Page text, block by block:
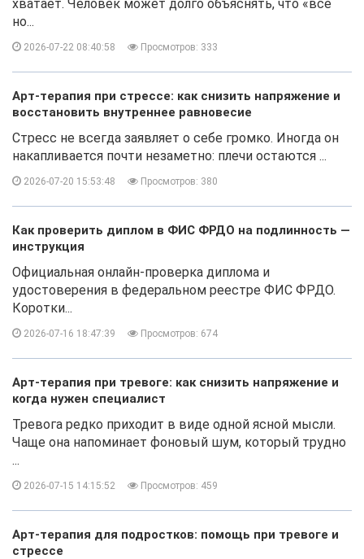
хватает. Человек может долго объяснять, что «всё
но...
2026-07-22 08:40:58 Просмотров: 333
Арт-терапия при стрессе: как снизить напряжение и
восстановить внутреннее равновесие
Стресс не всегда заявляет о себе громко. Иногда он
накапливается почти незаметно: плечи остаются ...
2026-07-20 15:53:48 Просмотров: 380
Как проверить диплом в ФИС ФРДО на подлинность —
инструкция
Официальная онлайн-проверка диплома и
удостоверения в федеральном реестре ФИС ФРДО.
Коротки...
2026-07-16 18:47:39 Просмотров: 674
Арт-терапия при тревоге: как снизить напряжение и
когда нужен специалист
Тревога редко приходит в виде одной ясной мысли.
Чаще она напоминает фоновый шум, который трудно
...
2026-07-15 14:15:52 Просмотров: 459
Арт-терапия для подростков: помощь при тревоге и
стрессе